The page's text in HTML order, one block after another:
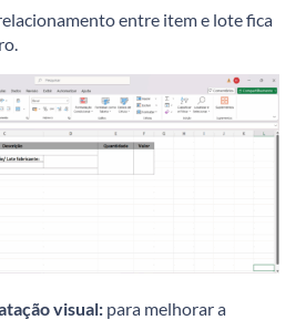
entre item e lote fica
visual: para melhorar a